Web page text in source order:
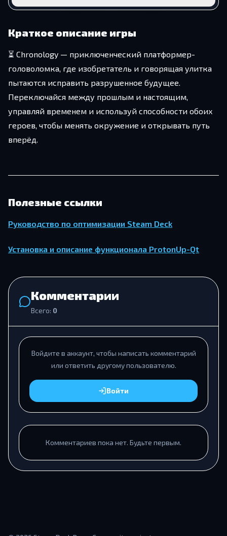
Краткое описание игры
⏳ Chronology — приключенческий платформер-
головоломка, где изобретатель и говорящая улитка
пытаются исправить разрушенное будущее.
Переключайся между прошлым и настоящим,
управляй временем и используй способности обоих
героев, чтобы менять окружение и открывать путь
вперёд.
Полезные ссылки
Руководство по оптимизации Steam Deck
Установка и описание функционала ProtonUp-Qt
Комментарии
Всего: 0
Войдите в аккаунт, чтобы написать комментарий
или ответить другому пользователю.
Войти
Комментариев пока нет. Будьте первым.